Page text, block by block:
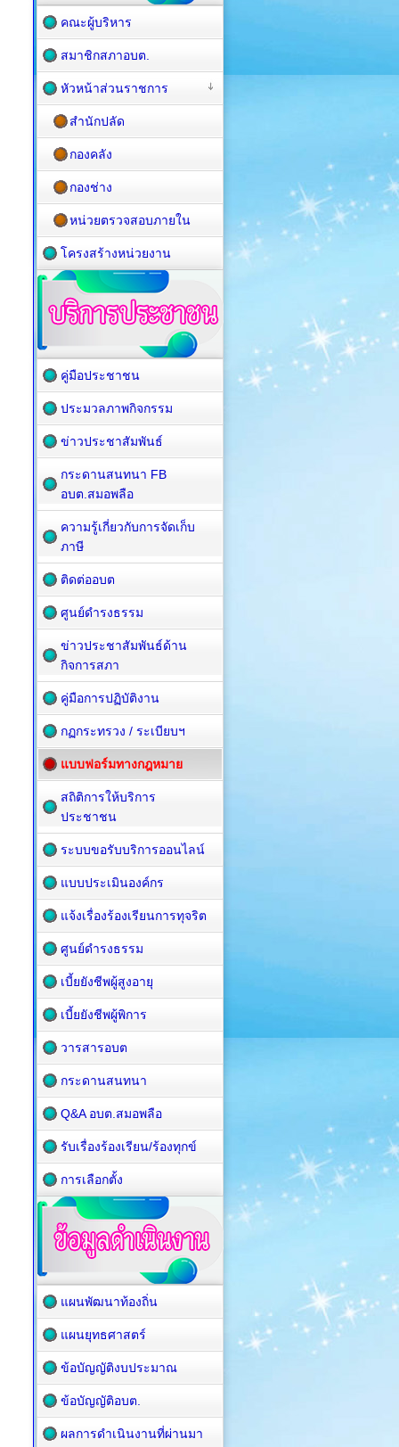
คณะผู้บริหาร
สมาชิกสภาอบต.
หัวหน้าส่วนราชการ
สำนักปลัด
กองคลัง
กองช่าง
หน่วยตรวจสอบภายใน
โครงสร้างหน่วยงาน
คู่มือประชาชน
ประมวลภาพกิจกรรม
ข่าวประชาสัมพันธ์
กระดานสนทนา FB
อบต.สมอพลือ
ความรู้เกี่ยวกับการจัดเก็บ
ภาษี
ติดต่ออบต
ศูนย์ดำรงธรรม
ข่าวประชาสัมพันธ์ด้าน
กิจการสภา
คู่มือการปฏิบัติงาน
กฏกระทรวง / ระเบียบฯ
แบบฟอร์มทางกฎหมาย
สถิติการให้บริการ
ประชาชน
ระบบขอรับบริการออนไลน์
แบบประเมินองค์กร
แจ้งเรื่องร้องเรียนการทุจริต
ศูนย์ดำรงธรรม
เบี้ยยังชีพผู้สูงอายุ
เบี้ยยังชีพผู้พิการ
วารสารอบต
กระดานสนทนา
Q&A อบต.สมอพลือ
รับเรื่องร้องเรียน/ร้องทุกข์
การเลือกตั้ง
แผนพัฒนาท้องถิ่น
แผนยุทธศาสตร์
ข้อบัญญัติงบประมาณ
ข้อบัญญัติอบต.
ผลการดำเนินงานที่ผ่านมา